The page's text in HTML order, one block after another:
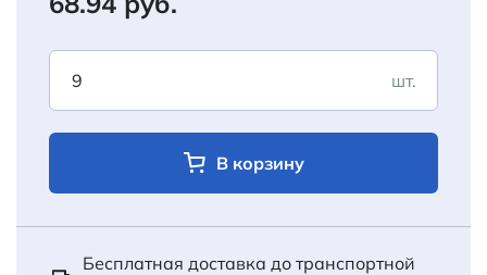
шт.
В корзину
Бесплатная доставка до транспортной